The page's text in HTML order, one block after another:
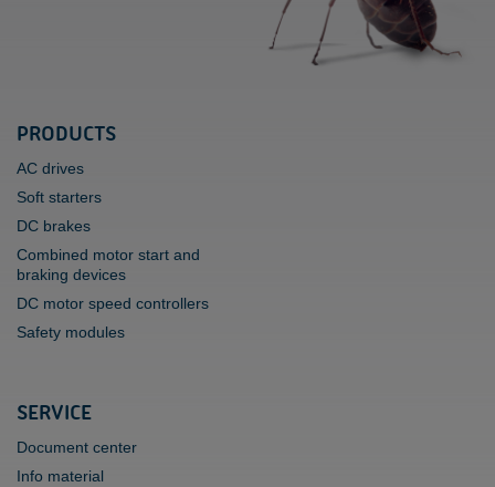
PRODUCTS
AC drives
Soft starters
DC brakes
Combined motor start and
braking devices
DC motor speed controllers
Safety modules
SERVICE
Document center
Info material